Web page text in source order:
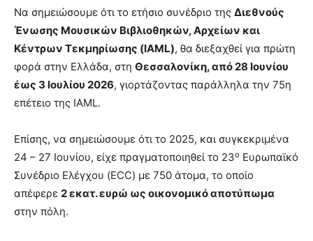
Να σημειώσουμε ότι το ετήσιο συνέδριο της Διεθνούς
Ένωσης Μουσικών Βιβλιοθηκών, Αρχείων και
Κέντρων Τεκμηρίωσης (IAML), θα διεξαχθεί για πρώτη
φορά στην Ελλάδα, στη Θεσσαλονίκη, από 28 Ιουνίου
έως 3 Ιουλίου 2026, γιορτάζοντας παράλληλα την 75η
επέτειο της IAML.
Επίσης, να σημειώσουμε ότι το 2025, και συγκεκριμένα
24 – 27 Ιουνίου, είχε πραγματοποιηθεί το 23ο Ευρωπαϊκό
Συνέδριο Ελέγχου (ECC) με 750 άτομα, το οποίο
απέφερε 2 εκατ. ευρώ ως οικονομικό αποτύπωμα
στην πόλη.